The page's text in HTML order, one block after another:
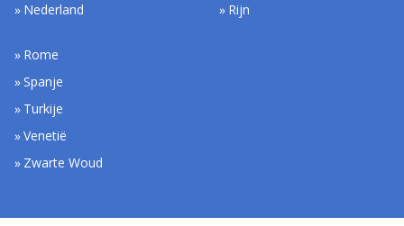
Nederland
Rijn
Rome
Spanje
Turkije
Venetië
Zwarte Woud